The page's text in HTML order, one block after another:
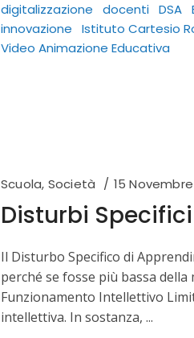
digitalizzazione
docenti DSA
innovazione
Istituto Cartesio
Video Animazione Educativa
Scuola, Società 15
Disturbi
Il Disturbo Specifico di
perché se fosse più bassa
Funzionamento Intellettivo
intellettiva. In sostanza,